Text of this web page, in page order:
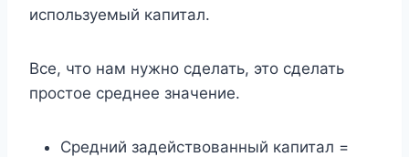
используемый капитал.
Все, что нам нужно сделать, это сделать
простое среднее значение.
Средний задействованный капитал =